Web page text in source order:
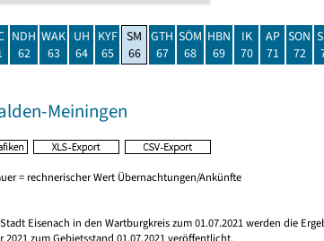
NDH
62
WAK
63
UH
64
KYF
65
SM
66
GTH
67
SÖM
68
HBN
69
IK
70
AP
71
SON
72
Meiningen
= rechnerischer Wert Übernachtungen/Ankünfte
Eisenach in den Wartburgkreis zum 01.07.2021 werden die